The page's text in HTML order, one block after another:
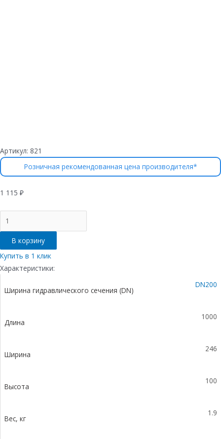
Артикул: 821
Розничная рекомендованная цена производителя*
1 115 ₽
товара
Лоток
водоотводный
Gidrolica
Standart
ЛВ-20.24,6.10
пластиковый
В корзину
Купить в 1 клик
Характеристики:
Ширина гидравлического сечения (DN)
DN200
Длина
1000
Ширина
246
Высота
100
Вес, кг
1.9